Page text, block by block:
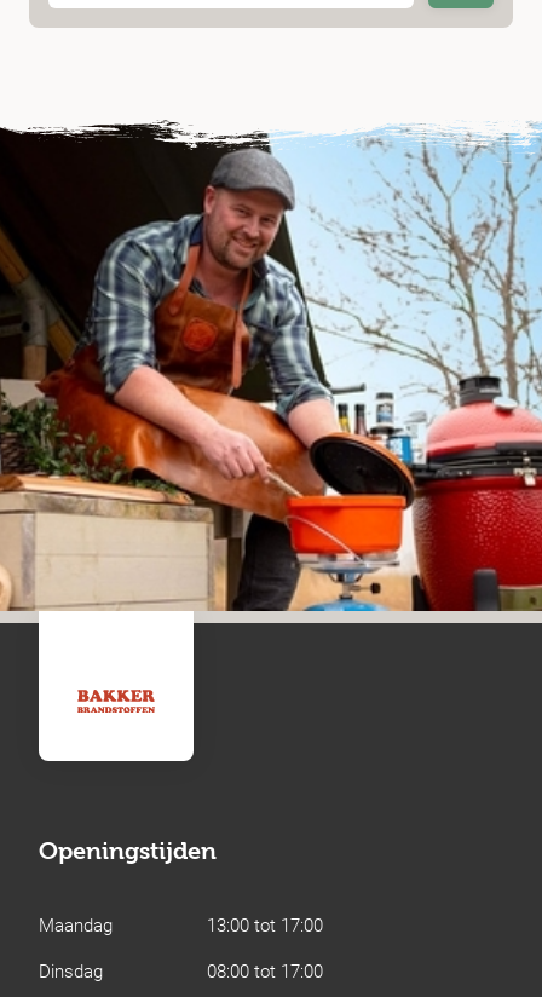
Openingstijden
Maandag
13:00 tot 17:00
Dinsdag
08:00 tot 17:00